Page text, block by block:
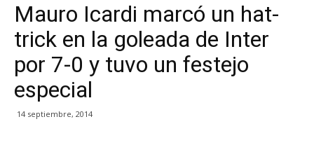
Mauro Icardi marcó un hat-
trick en la goleada de Inter
por 7-0 y tuvo un festejo
especial
14 septiembre, 2014